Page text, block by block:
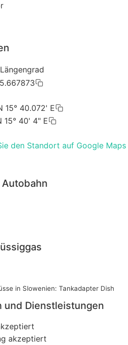
15° 40.072' E
15° 40' 4" E
den Standort auf Google Maps
in Slowenien: Tankadapter Dish
und Dienstleistungen
akzeptiert